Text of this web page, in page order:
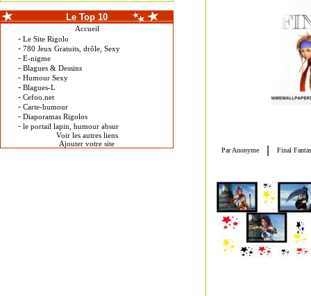
Le Top 10
Accueil
- Le Site Rigolo
- 780 Jeux Gratuits, drôle, Sexy
- E-nigme
- Blagues & Dessins
- Humour Sexy
- Blagues-L
- Cefoo.net
- Carte-humour
- Diaporamas Rigolos
- le portail lapin, humour absur
Voir les autres liens
Ajouter votre site